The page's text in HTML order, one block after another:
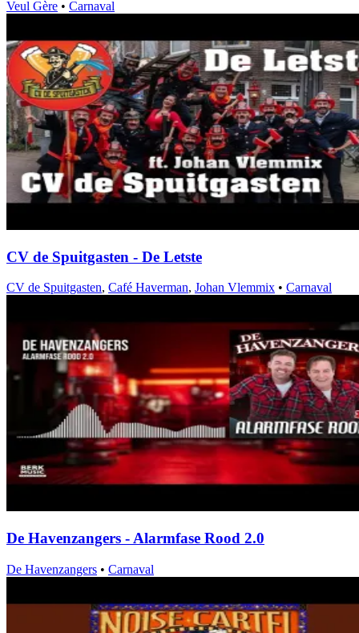
Veul Gère • Carnaval
CV de Spuitgasten - De Letste
CV de Spuitgasten, Café Haverman, Johan Vlemmix • Carnaval
De Havenzangers - Alarmfase Rood 2.0
De Havenzangers • Carnaval